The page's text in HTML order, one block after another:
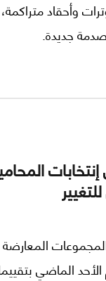
وأحقاد
جديدة.
المعارضة
الماضي